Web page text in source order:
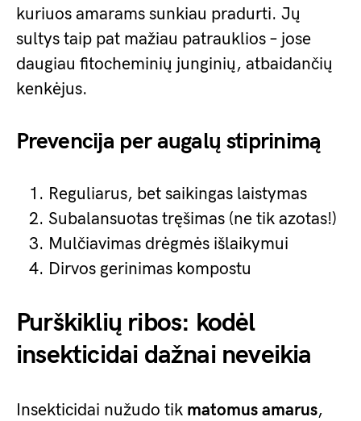
kuriuos amarams sunkiau pradurti. Jų
sultys taip pat mažiau patrauklios – jose
daugiau fitocheminių junginių, atbaidančių
kenkėjus.
Prevencija per augalų stiprinimą
Reguliarus, bet saikingas laistymas
Subalansuotas tręšimas (ne tik azotas!)
Mulčiavimas drėgmės išlaikymui
Dirvos gerinimas kompostu
Purškiklių ribos: kodėl
insekticidai dažnai neveikia
Insekticidai nužudo tik matomus amarus,